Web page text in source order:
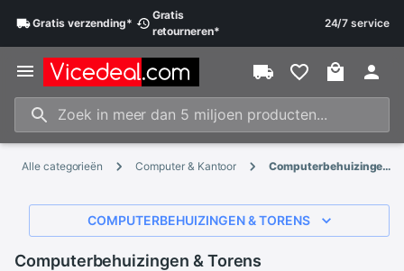
Gratisverzending*
Gratis
retourneren*
24/7 service
Alle categorieën Computer & Kantoor Computerbehuizingen & Torens
COMPUTERBEHUIZINGEN & TORENS
Computerbehuizingen & Torens